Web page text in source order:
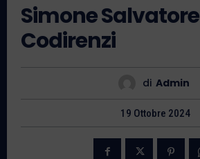
Simone Salvatore
Codirenzi
di Admin
19 Ottobre 2024